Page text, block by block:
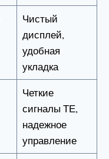
Чистый
дисплей,
удобная
укладка
Четкие
сигналы ТЕ,
надежное
управление